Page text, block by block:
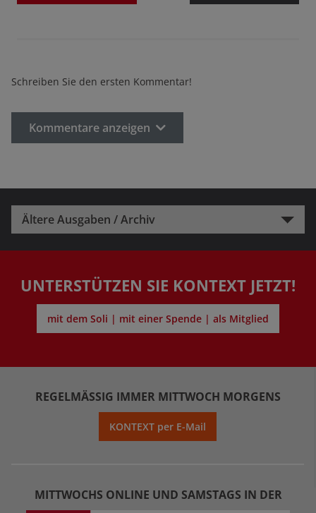
Schreiben Sie den ersten Kommentar!
Kommentare anzeigen
Ältere Ausgaben / Archiv
UNTERSTÜTZEN SIE KONTEXT JETZT!
mit dem Soli | mit einer Spende | als Mitglied
REGELMÄSSIG IMMER MITTWOCH MORGENS
KONTEXT per E-Mail
MITTWOCHS ONLINE UND SAMSTAGS IN DER